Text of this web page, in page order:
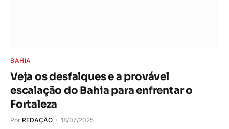
BAHIA
Veja os desfalques e a provável
escalação do Bahia para enfrentar o
Fortaleza
Por REDAÇÃO 18/07/2025